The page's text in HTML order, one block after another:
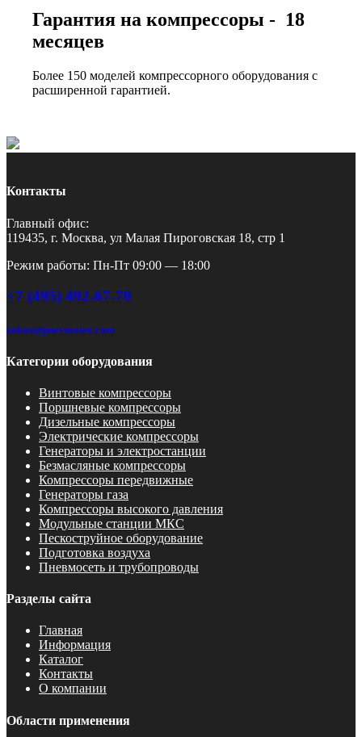
Гарантия на компрессоры - 18
месяцев
Более 150 моделей компрессорного оборудования с
расширенной гарантией.
Контакты
Главный офис:
119435, г. Москва, ул Малая Пироговская 18, стр 1
Режим работы: Пн-Пт 09:00 — 18:00
+7 (495) 492-67-70
zakaz@pnevmotex.com
Категории оборудования
Винтовые компрессоры
Поршневые компрессоры
Дизельные компрессоры
Электрические компрессоры
Генераторы и электростанции
Безмасляные компрессоры
Компрессоры передвижные
Генераторы газа
Компрессоры высокого давления
Модульные станции МКС
Пескоструйное оборудование
Подготовка воздуха
Пневмосеть и трубопроводы
Разделы сайта
Главная
Информация
Каталог
Контакты
О компании
Области применения